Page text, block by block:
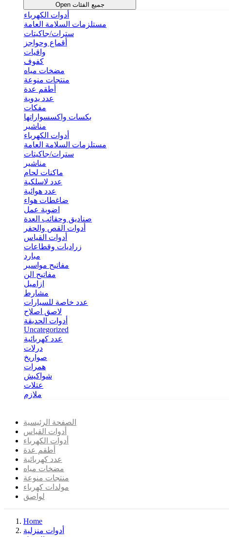
Open جميع الفئات
أدوات الكهرباء
مستلزمات السلامة العامة
سترات/جاكيتات
أقماع وحواجز
واقيات
كفوف
مضخات مياه
منتجات منوعة
أطقم عدة
عدد يدوية
مفكات
بكسات واكسسواراتها
مناشير
أدوات الكهرباء
مستلزمات السلامة العامة
سترات/جاكيتات
مناشير
ماكنات لحام
عدد لاسلكية
عدد هوائية
ضاغطات هواء
اضوية عمل
صناديق وحقائب العدة
أدوات القص والحفر
أدوات القياس
زراديات وقطاعات
مبارد
مفاتيح مواسير
مفاتيح الن
ازاميل
مشارط
عدد خاصة للسيارات
لاصق اصلاح
أدوات الحديقة
Uncategorized
عدد كهربائية
درلات
صواريخ
همرات
شواكيش
عتلات
ملازم
الصفحة الرئيسية
أدوات القياس
أدوات الكهرباء
أطقم عدة
عدد كهربائية
مضخات مياه
منتجات منوعة
مولدات كهرباء
لواصق
Home
أدوات منزلية